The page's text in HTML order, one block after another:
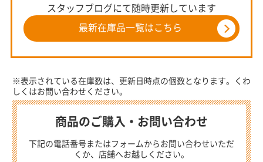
スタッフブログにて随時更新しています
最新在庫品一覧はこちら
※表示されている在庫数は、更新日時点の個数となります。くわ
しくはお問い合わせください。
商品のご購入・お問い合わせ
下記の電話番号またはフォームからお問い合わせいただ
くか、店舗へお越しください。